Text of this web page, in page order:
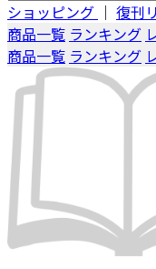
ショッピング ｜ 復刊
商品一覧 ランキング
商品一覧 ランキング